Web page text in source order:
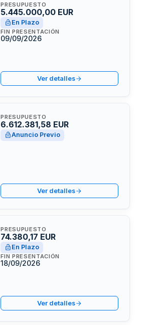
PRESUPUESTO
5.445.000,00 EUR
En Plazo
FIN PRESENTACIÓN
09/09/2026
Ver detalles
PRESUPUESTO
6.612.381,58 EUR
Anuncio Previo
Ver detalles
PRESUPUESTO
74.380,17 EUR
En Plazo
FIN PRESENTACIÓN
18/09/2026
Ver detalles